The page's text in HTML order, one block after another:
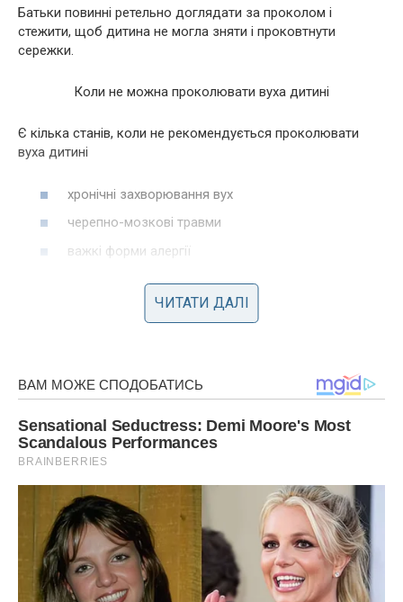
Батьки повинні ретельно доглядати за проколом і
стежити, щоб дитина не могла зняти і проковтнути
сережки.
Коли не можна проколювати вуха дитині
Є кілька станів, коли не рекомендується проколювати
вуха дитині
хронічні захворювання вух
черепно-мозкові травми
важкі форми алергії
цукровий дiaбетЧИТАТИ ДАЛІ